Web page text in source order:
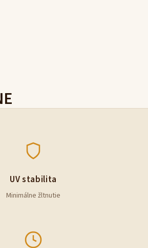
UV stabilita
Minimálne žltnutie